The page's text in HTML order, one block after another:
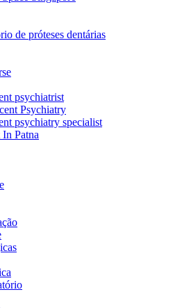
de próteses dentárias
psychiatrist
Psychiatry
psychiatry specialist
Patna